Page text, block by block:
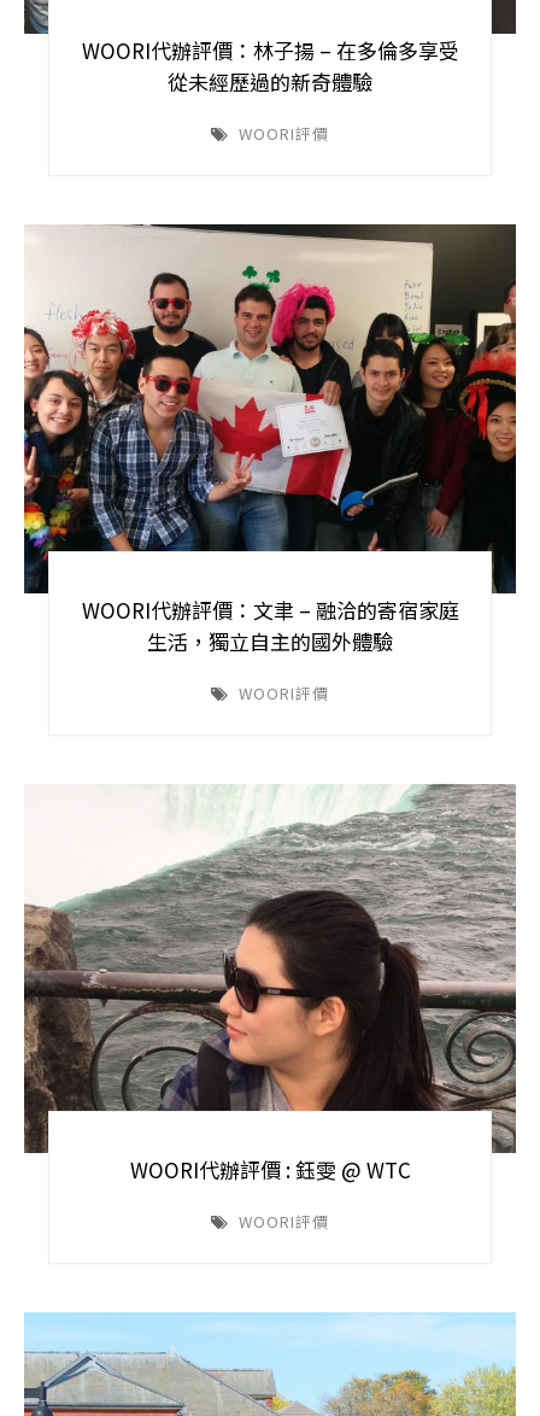
WOORI代辦評價：林子揚 – 在多倫多享受
從未經歷過的新奇體驗
WOORI評價
WOORI代辦評價：文聿 – 融洽的寄宿家庭
生活，獨立自主的國外體驗
WOORI評價
WOORI代辦評價 : 鈺雯 @ WTC
WOORI評價